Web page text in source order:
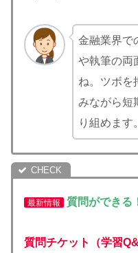
金融業界で
や執筆の両
ね。ツボを
みながら短
り組めます。
最新情報 質問ができる
質問チケット（学習